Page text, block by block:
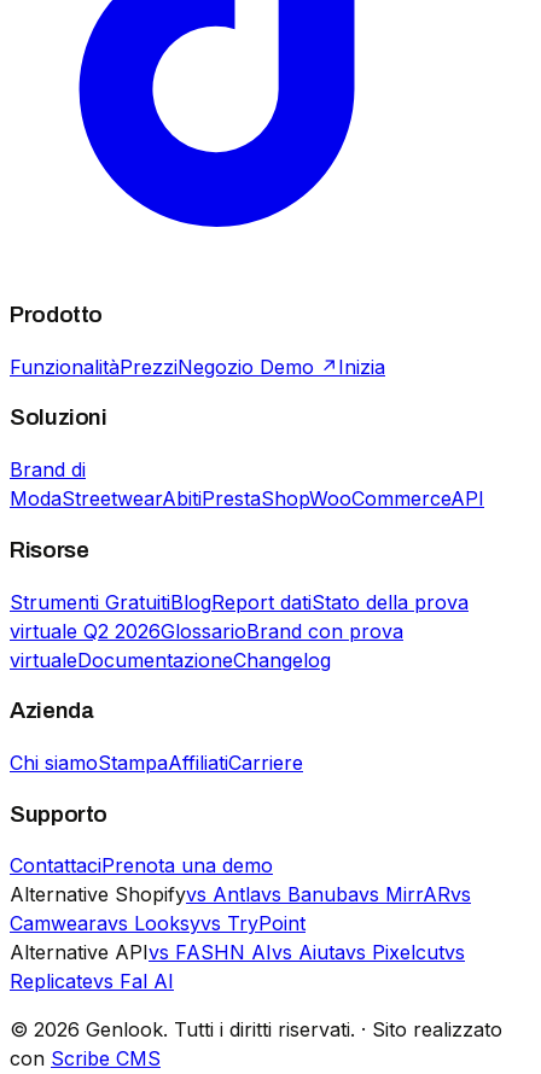
Prodotto
FunzionalitàPrezziNegozio Demo ↗ Inizia
Soluzioni
Brand di
ModaStreetwearAbitiPrestaShopWooCommerceAPI
Risorse
Strumenti GratuitiBlogReport datiStato della prova
virtuale Q2 2026GlossarioBrand con prova
virtualeDocumentazioneChangelog
Azienda
Chi siamoStampaAffiliatiCarriere
Supporto
ContattaciPrenota una demo
Alternative Shopifyvs Antlavs Banubavs MirrARvs
Camwearavs Looksyvs TryPoint
Alternative APIvs FASHN AIvs Aiutavs Pixelcutvs
Replicatevs Fal AI
© 2026 Genlook. Tutti i diritti riservati. · Sito realizzato
con Scribe CMS